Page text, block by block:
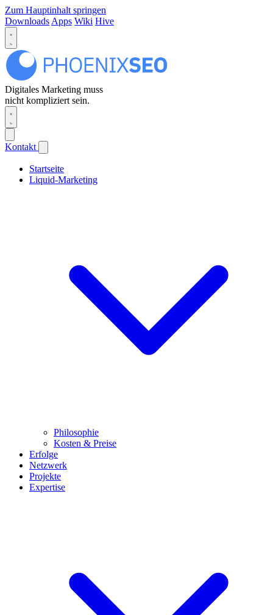
Zum Hauptinhalt springen
Downloads Apps Wiki Hive
Digitales Marketing muss
nicht kompliziert sein.
Kontakt
Startseite
Liquid-Marketing
Philosophie
Kosten & Preise
Erfolge
Netzwerk
Projekte
Expertise